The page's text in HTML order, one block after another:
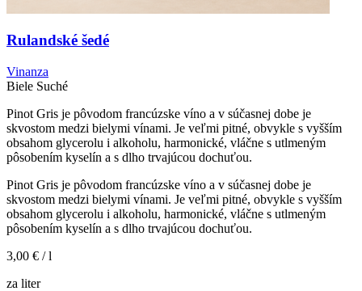
Rulandské šedé
Vinanza
Biele Suché
Pinot Gris je pôvodom francúzske víno a v súčasnej dobe je
skvostom medzi bielymi vínami. Je veľmi pitné, obvykle s vyšším
obsahom glycerolu i alkoholu, harmonické, vláčne s utlmeným
pôsobením kyselín a s dlho trvajúcou dochuťou.
Pinot Gris je pôvodom francúzske víno a v súčasnej dobe je
skvostom medzi bielymi vínami. Je veľmi pitné, obvykle s vyšším
obsahom glycerolu i alkoholu, harmonické, vláčne s utlmeným
pôsobením kyselín a s dlho trvajúcou dochuťou.
3,00 € / l
za liter